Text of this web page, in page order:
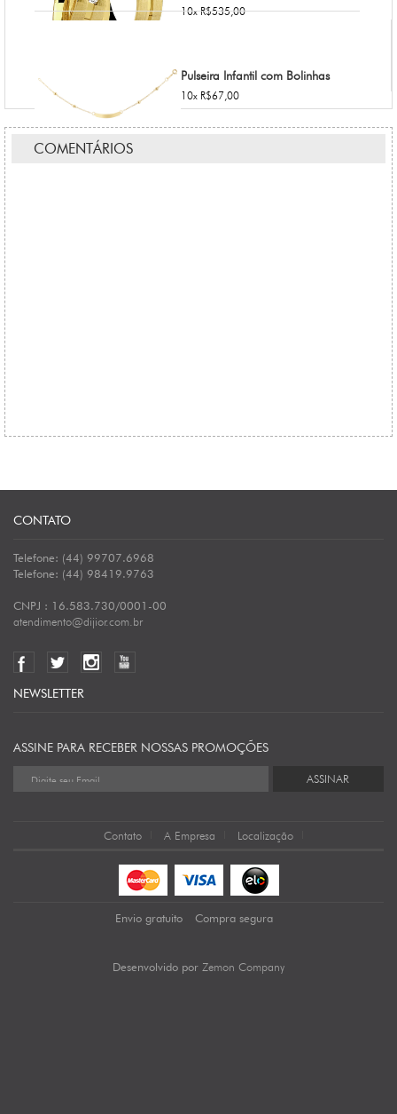
10x R$535,00
Pulseira Infantil com Bolinhas
10x R$67,00
COMENTÁRIOS
CONTATO
Telefone: (44) 99707.6968
Telefone: (44) 98419.9763
CNPJ : 16.583.730/0001-00
atendimento@dijior.com.br
NEWSLETTER
ASSINE PARA RECEBER NOSSAS PROMOÇÕES
ASSINAR
Contato A Empresa Localização
Envio gratuito Compra segura
Desenvolvido por Zemon Company